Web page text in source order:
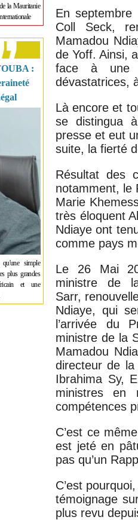
la Mauritanie
:
simple
plus grandes
et une
En
Coll Seck,
Mamadou
de Yoff. Ainsi,
face à une
dévastatrices,
Là encore et
se distingua
presse et eut
suite, la fierté
Résultat des
notamment, le
Marie
très éloquent
Ndiaye ont
comme pays
Le 26 Mai
ministre de
Sarr,
Ndiaye, qui
l’arrivée du
ministre de la
Mamadou
directeur de
Ibrahima Sy,
ministres en
compétences
C’est ce
est jeté en
pas qu’un
C’est
témoignage
plus revu